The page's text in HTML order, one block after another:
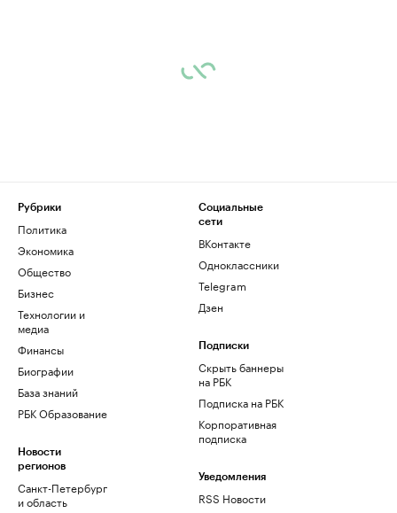
Рубрики
Политика
Экономика
Общество
Бизнес
Технологии и
медиа
Финансы
Биографии
База знаний
РБК Образование
Новости
регионов
Санкт-Петербург
и область
Социальные
сети
ВКонтакте
Одноклассники
Telegram
Дзен
Подписки
Скрыть баннеры
на РБК
Подписка на РБК
Корпоративная
подписка
Уведомления
RSS Новости